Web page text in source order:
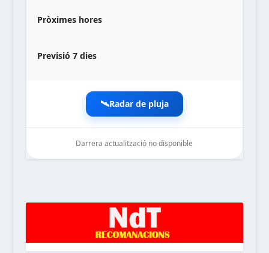
Pròximes hores
Previsió 7 dies
🛰️Radar de pluja
Darrera actualització no disponible